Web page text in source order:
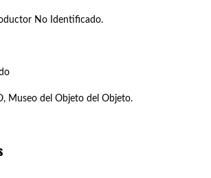
No Identificado.
Museo del Objeto del Objeto.